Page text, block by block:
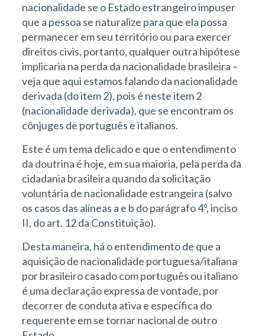
nacionalidade se o Estado estrangeiro impuser
que a pessoa se naturalize para que ela possa
permanecer em seu território ou para exercer
direitos civis, portanto, qualquer outra hipótese
implicaria na perda da nacionalidade brasileira –
veja que aqui estamos falando da nacionalidade
derivada (do item 2), pois é neste item 2
(nacionalidade derivada), que se encontram os
cônjuges de português e italianos.
Este é um tema delicado e que o entendimento
da doutrina é hoje, em sua maioria, pela perda da
cidadania brasileira quando da solicitação
voluntária de nacionalidade estrangeira (salvo
os casos das alíneas a e b do parágrafo 4º, inciso
II, do art. 12 da Constituição).
Desta maneira, há o entendimento de que a
aquisição de nacionalidade portuguesa/italiana
por brasileiro casado com português ou italiano
é uma declaração expressa de vontade, por
decorrer de conduta ativa e específica do
requerente em se tornar nacional de outro